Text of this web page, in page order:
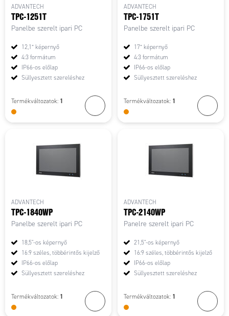
ADVANTECH
TPC-1251T
Panelbe szerelt ipari PC
12,1” képernyő
4:3 formátum
IP66-os előlap
Süllyesztett szereléshez
Termékváltozatok: 1
ADVANTECH
TPC-1751T
Panelbe szerelt ipari PC
17” képernyő
4:3 formátum
IP66-os előlap
Süllyesztett szereléshez
Termékváltozatok: 1
ADVANTECH
TPC-1840WP
Panelbe szerelt ipari PC
18,5"-os képernyő
16:9 széles, többérintős kijelző
IP66-os előlap
Süllyesztett szereléshez
Termékváltozatok: 1
ADVANTECH
TPC-2140WP
Panelre szerelt ipari PC
21,5"-os képernyő
16:9 széles, többérintős kijelző
IP66-os előlap
Süllyesztett szereléshez
Termékváltozatok: 1